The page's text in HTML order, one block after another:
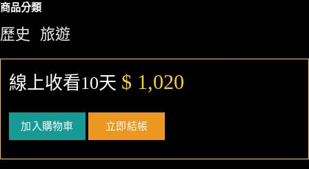
商品分類
歷史 旅遊
線上收看10天 $ 1,020
加入購物車 立即結帳